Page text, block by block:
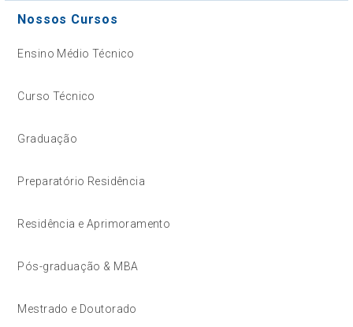
Nossos Cursos
Ensino Médio Técnico
Curso Técnico
Graduação
Preparatório Residência
Residência e Aprimoramento
Pós-graduação & MBA
Mestrado e Doutorado